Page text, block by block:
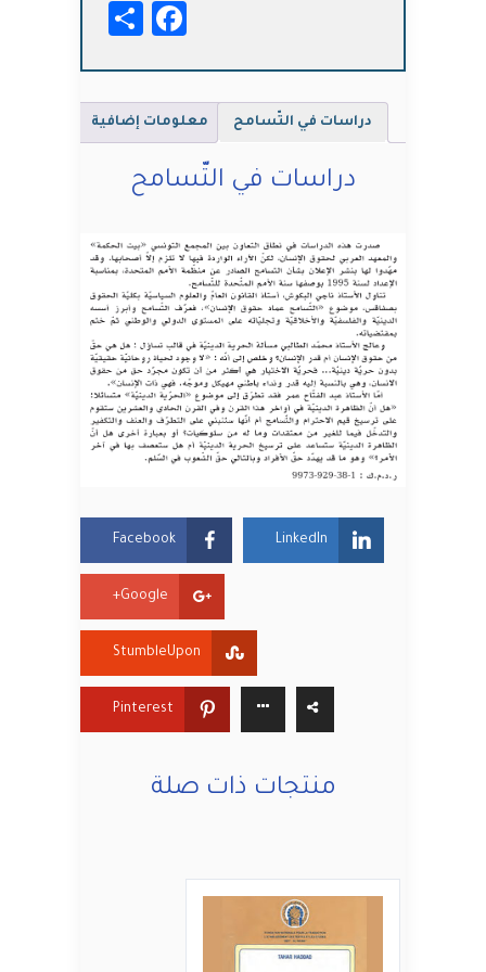
Facebook
دراسات في التّسامح معلومات إضافية
دراسات في التّسامح
Facebook LinkedIn
Google+
StumbleUpon
Pinterest
منتجات ذات صلة